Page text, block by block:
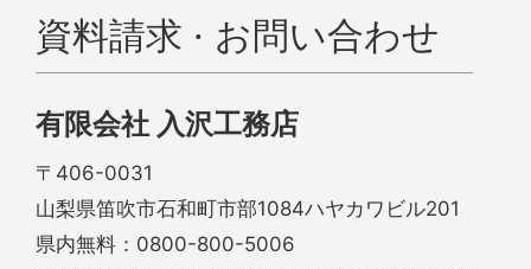
資料請求 · お問い合わせ
有限会社 入沢工務店
〒406-0031
山梨県笛吹市石和町市部1084ハヤカワビル201
県内無料： 0800-800-5006